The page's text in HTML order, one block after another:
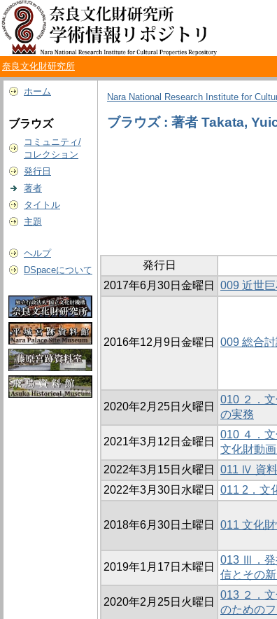
奈良文化財研究所
ホーム
ブラウズ
コミュニティ/
コレクション
発行日
著者
タイトル
主題
ヘルプ
DSpaceについて
Nara National Research Institute for
ブラウズ : 著者 Takata,
発行日
2017年6月30日金曜日
009 近世
2016年12月9日金曜日 009 総合
2020年2月25日火曜日
010 ２．
の実務
2021年3月12日金曜日
010 ４．
文化財動
2022年3月15日火曜日 011 Ⅳ 資料
2022年3月30日水曜日
011 2．文
2018年6月30日土曜日 011 文化
2019年1月17日木曜日
013 Ⅲ．発
信とその
2020年2月25日火曜日
013 ２．
のための